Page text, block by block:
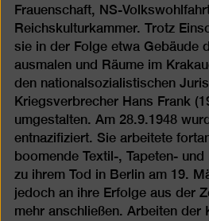
Frauenschaft, NS-
Reichskulturkammer. Trotz
sie in der Folge etwa Gebäude
ausmalen und Räume im
den nationalsozialistischen
Kriegsverbrecher Hans Frank
umgestalten. Am 28.9.1948
entnazifiziert. Sie arbeitete
boomende Textil-, Tapeten-
zu ihrem Tod in Berlin am 19.
jedoch an ihre Erfolge aus der
mehr anschließen. Arbeiten der